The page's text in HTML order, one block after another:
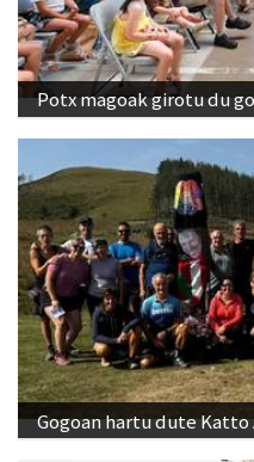
Potx magoak girotu du
Gogoan hartu dute